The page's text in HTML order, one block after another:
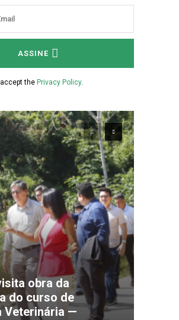
ASSINE
the Privacy Policy.
obra da
do curso de
Veterinária —